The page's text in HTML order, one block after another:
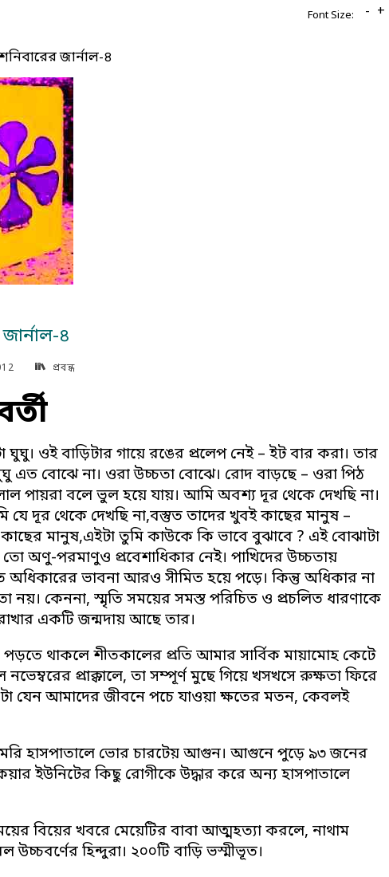
জার্নাল-৪
৪
প্রবন্ধ
ঘুঘু। ওই বাড়িটার গায়ে রঙের প্রলেপ নেই – ইট বার করা। তার
এত বোঝে না। ওরা উচ্চতা বোঝে। রোদ বাড়ছে – ওরা পিঠ
পায়রা বলে ভুল হয়ে যায়। আমি অবশ্য দূর থেকে দেখছি না।
দূর থেকে দেখছি না,বস্তুত তাদের খুবই কাছের মানুষ –
মানুষ,এইটা তুমি কাউকে কি ভাবে বুঝাবে ? এই বোঝাটা
অণু-পরমাণুও প্রবেশাধিকার নেই। পাখিদের উচ্চতায়
ভাবনা আরও সীমিত হয়ে পড়ে। কিন্তু অধিকার না
নয়। কেননা, স্মৃতি সময়ের সমস্ত পরিচিত ও প্রচলিত ধারণাকে
একটি জন্মদায় আছে তার।
থাকলে শীতকালের প্রতি আমার সার্বিক মায়ামোহ কেটে
প্রাক্কালে, তা সম্পূর্ণ মুছে গিয়ে খসখসে রুক্ষতা ফিরে
যেন আমাদের জীবনে পচে যাওয়া ক্ষতের মতন, কেবলই
হাসপাতালে ভোর চারটেয় আগুন। আগুনে পুড়ে ৯৩ জনের
ইউনিটের কিছু রোগীকে উদ্ধার করে অন্য হাসপাতালে
বিয়ের খবরে মেয়েটির বাবা আত্মহত্যা করলে, নাথাম
হিন্দুরা। ২০০টি বাড়ি ভস্মীভূত।
Font Size: - +